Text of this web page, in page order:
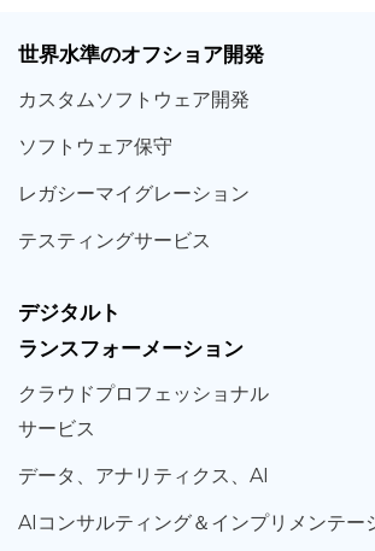
世界水準のオフショア開発
カスタムソフトウェア開発
ソフト ウェア保守
レガシーマイグレーション
テスティングサービス
デジタルト
ランスフォーメーション
クラウドプロフェッショナル
サービス
データ、 アナリティクス、 AI
AIコンサルティング＆ インプリメンテー